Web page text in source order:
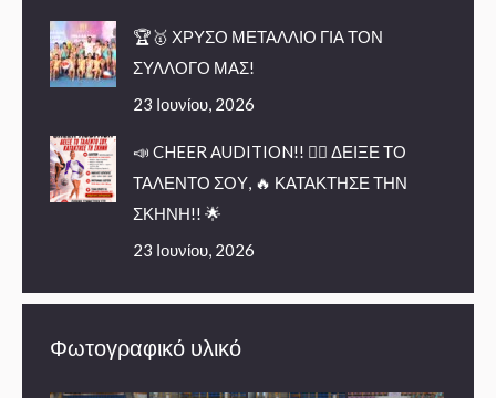
🏆🥇 ΧΡΥΣΟ ΜΕΤΑΛΛΙΟ ΓΙΑ ΤΟΝ
ΣΥΛΛΟΓΟ ΜΑΣ!
23 Ιουνίου, 2026
📣 CHEER AUDITION!! 🤸‍♀️ ΔΕΙΞΕ ΤΟ
ΤΑΛΕΝΤΟ ΣΟΥ, 🔥 ΚΑΤΑΚΤΗΣΕ ΤΗΝ
ΣΚΗΝΗ!! 🌟
23 Ιουνίου, 2026
Φωτογραφικό υλικό